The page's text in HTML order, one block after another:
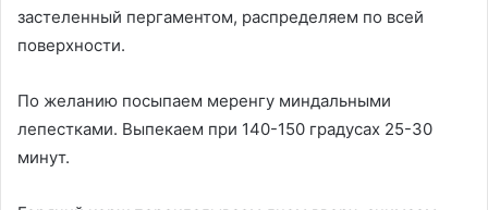
застеленный пергаментом, распределяем по всей
поверхности.
По желанию посыпаем меренгу миндальными
лепестками. Выпекаем при 140-150 градусах 25-30
минут.